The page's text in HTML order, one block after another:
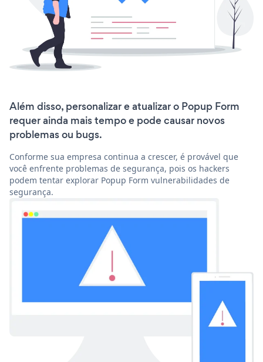
Além disso, personalizar e atualizar o Popup Form
requer ainda mais tempo e pode causar novos
problemas ou bugs.
Conforme sua empresa continua a crescer, é provável que
você enfrente problemas de segurança, pois os hackers
podem tentar explorar Popup Form vulnerabilidades de
segurança.